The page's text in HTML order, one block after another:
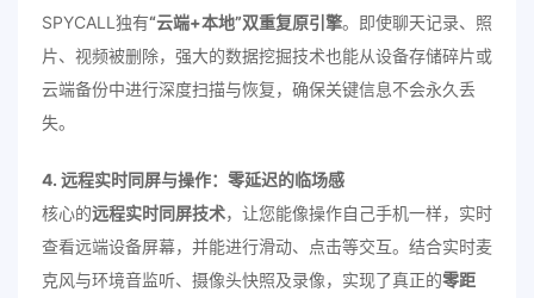
SPYCALL独有“云端+本地”双重复原引擎。即使聊天记录、照
片、视频被删除，强大的数据挖掘技术也能从设备存储碎片或
云端备份中进行深度扫描与恢复，确保关键信息不会永久丢
失。
4. 远程实时同屏与操作：零延迟的临场感
核心的远程实时同屏技术，让您能像操作自己手机一样，实时
查看远端设备屏幕，并能进行滑动、点击等交互。结合实时麦
克风与环境音监听、摄像头快照及录像，实现了真正的零距